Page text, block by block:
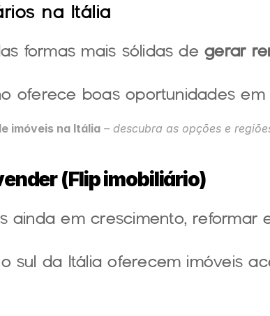
na Itália
formas mais sólidas de gerar
oferece boas oportunidades em
imóveis na Itália – descubra as opções e
(Flip imobiliário)
sul da Itália oferecem imóveis